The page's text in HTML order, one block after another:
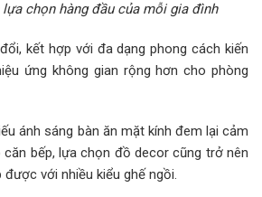
chọn hàng đầu của mỗi gia đình
kết hợp với đa dạng phong cách kiến
ứng không gian rộng hơn cho phòng
ánh sáng bàn ăn mặt kính đem lại cảm
bếp, lựa chọn đồ decor cũng trở nên
với nhiều kiểu ghế ngồi.